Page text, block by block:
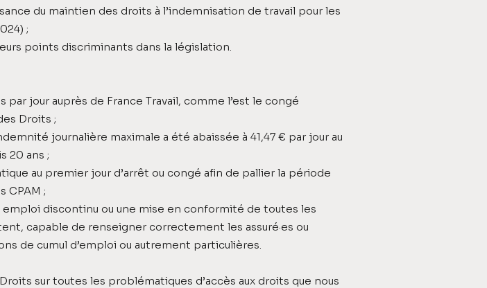
du maintien des droits à l’indemnisation de travail pour les
;
points discriminants dans la législation.
jour auprès de France Travail, comme l’est le congé
Droits ;
journalière maximale a été abaissée à 41,47 € par jour au
20 ans ;
au premier jour d’arrêt ou congé afin de pallier la période
CPAM ;
emploi discontinu ou une mise en conformité de toutes les
capable de renseigner correctement les assuré·es ou
de cumul d’emploi ou autrement particulières.
sur toutes les problématiques d’accès aux droits que nous